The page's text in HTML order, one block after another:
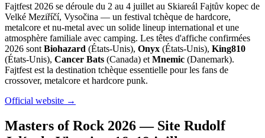
Fajtfest 2026 se déroule du 2 au 4 juillet au Skiareál Fajtův kopec de
Velké Meziříčí, Vysočina — un festival tchèque de hardcore,
metalcore et nu-metal avec un solide lineup international et une
atmosphère familiale avec camping. Les têtes d'affiche confirmées
2026 sont Biohazard (États-Unis), Onyx (États-Unis), King810
(États-Unis), Cancer Bats (Canada) et Mnemic (Danemark).
Fajtfest est la destination tchèque essentielle pour les fans de
crossover, metalcore et hardcore punk.
Official website →
Masters of Rock 2026 — Site Rudolf